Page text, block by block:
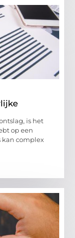
is het
op een
kan complex